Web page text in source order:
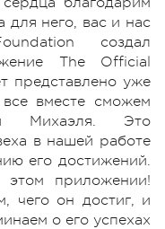
для него, вас и нас
создал
The Official
представлено уже
вместе сможем
Михаэля. Это
в нашей работе
его достижений.
этом приложении!
чего он достиг, и
о его успехах